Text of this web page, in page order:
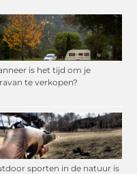
is het tijd om je
te verkopen?
sporten in de natuur is